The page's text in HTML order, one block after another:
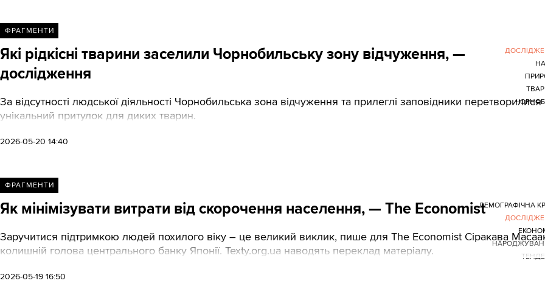
ФРАГМЕНТИ
Які рідкісні тварини заселили Чорнобильську зону відчуження, —
дослідження
За відсутності людської діяльності Чорнобильська зона відчуження та прилеглі заповідники перетворилися
унікальний притулок для диких тварин.
2026-05-20 14:40
ФРАГМЕНТИ
Як мінімізувати витрати від скорочення населення, — The Economist
Заручитися підтримкою людей похилого віку – це великий виклик, пише для The Economist Сіракава
колишній голова центрального банку Японії. Texty.org.ua наводять переклад матеріалу.
2026-05-19 16:50
ДЕМОГРАФІЧНА